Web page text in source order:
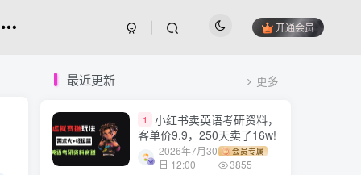
开通会员
最近更新 更多
1
小红书卖英语考研资料，
客单价9.9，250天卖了16w!
2026年7月30
日 12:00
会员专属
3855